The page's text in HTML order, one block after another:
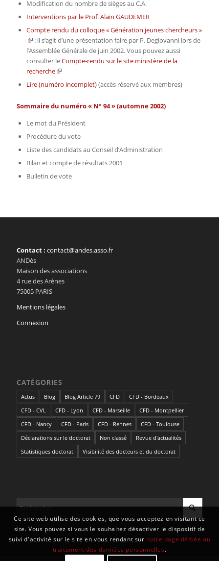
Modification du nombre de sièges au C.A.
Interventions par le Prof. Alain GAUDEMER
Compte rendu du colloque « Génération jeunes chercheurs »
: il s’agit d’une présentation faire par P. Degiovanni lors de
l’Assemblée Générale de juin 2002. Vous pouvez aussi
consulter leCompte-rendu sur le site ministère de la
recherche
Lire (numéro incomplet)(accès réservé aux membres)
Sommaire du numéro « N° 94 » (automne 2002)
Le mot du Président
Procédure du vote
Liste des candidats au Conseil d’Administration
Bilan et compte de résultats 2001
Bulletin de vote
Contact : contact@andes.asso.fr
ANDès
Maison des associations
4 rue des Arènes
75005 PARIS
Mentions légales
Connexion
CATÉGORIES
Actus Blog Blog Article 79 CFD
CFD - Bordeaux
CFD - CVL
CFD - Lyon CFD - Marseille
CFD - Montpellier
CFD - Nancy
CFD - Paris CFD - Rennes
CFD - Toulouse
Déclarations sur le doctorat
Non classé
Revue d'actualités
Statistiques doctorat
Visibilité des docteurs et du doctorat
Ce site web utilise des cookies, que vous acceptez en visitant ce
site. Vous pouvez si vous le souhaitez désactiver le dispositif de
suivi d'activité sur le site en vous rendant sur notre page dédiée au
traitement des données personnelles.